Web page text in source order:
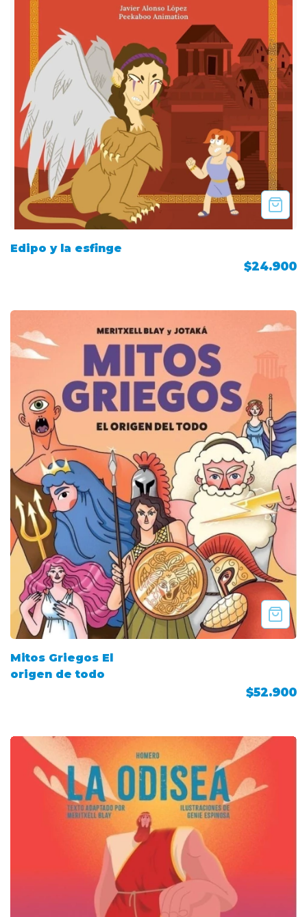
Edipo y la esfinge
$24.900
Mitos Griegos El
origen de todo
$52.900